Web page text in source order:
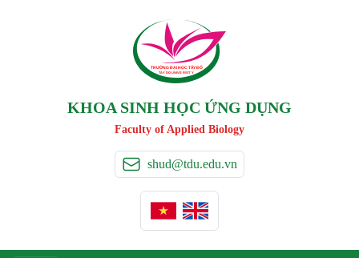
TRƯỜNG ĐẠI HỌC TÂY ĐÔ
TAY DO UNIVERSIT Y
KHOA SINH HỌC ỨNG DỤNG
Faculty of Applied Biology
shud@tdu.edu.vn